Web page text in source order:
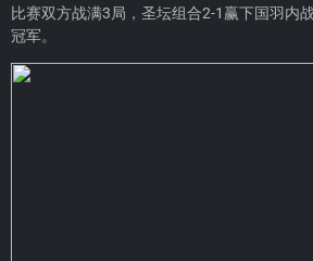
比赛双方战满3局，圣坛组合2-1赢下国羽内
冠军。